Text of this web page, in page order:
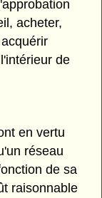
acheter,
de
en vertu
réseau
de sa
raisonnable